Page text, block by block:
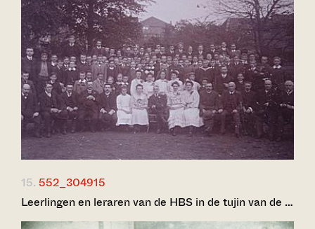
15. 552_304915
Leerlingen en leraren van de HBS in de tujin van de …